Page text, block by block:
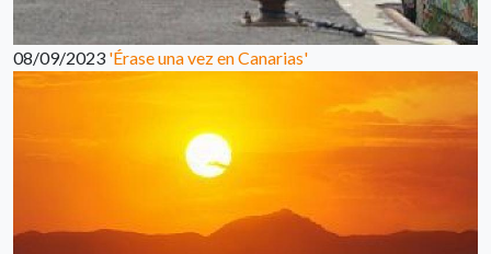
08/09/2023 'Érase una vez en Canarias'